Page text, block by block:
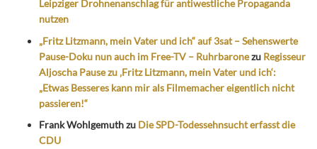
Leipziger Drohnenanschlag für antiwestliche Propaganda
nutzen
„Fritz Litzmann, mein Vater und ich“ auf 3sat – Sehenswerte
Pause-Doku nun auch im Free-TV – Ruhrbaronezu Regisseur
Aljoscha Pause zu ‚Fritz Litzmann, mein Vater und ich‘:
„Etwas Besseres kann mir als Filmemacher eigentlich nicht
passieren!“
Frank Wohlgemuthzu Die SPD-Todessehnsucht erfasst die
CDU